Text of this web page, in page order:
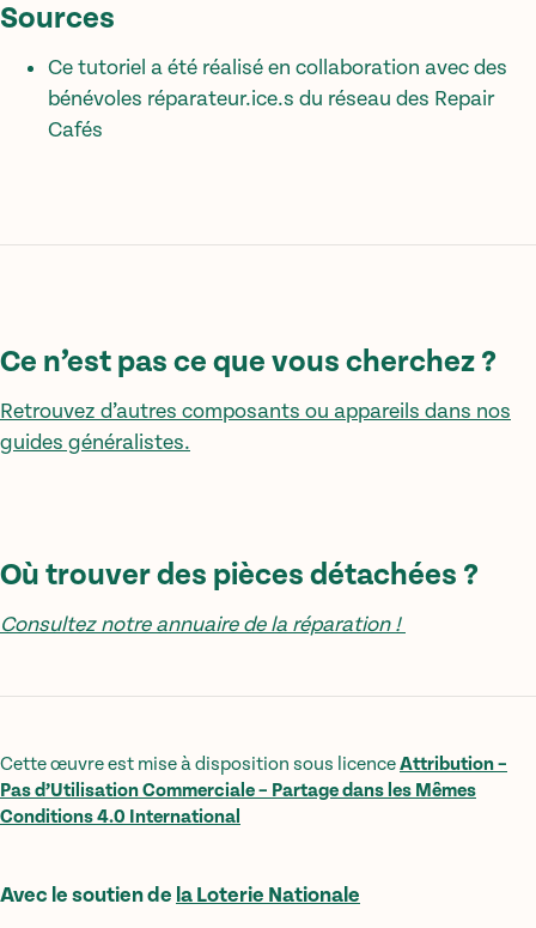
Sources
Ce tutoriel a été réalisé en collaboration avec des
bénévoles réparateur.ice.s du réseau des Repair
Cafés
Ce n’est pas ce que vous cherchez ?
Retrouvez d’autres composants ou appareils dans nos
guides généralistes.
Où trouver des pièces détachées ?
Consultez notre annuaire de la réparation !
Cette œuvre est mise à disposition sous licenceAttribution –
Pas d’Utilisation Commerciale – Partage dans les Mêmes
Conditions 4.0 International
Avec le soutien de la Loterie Nationale